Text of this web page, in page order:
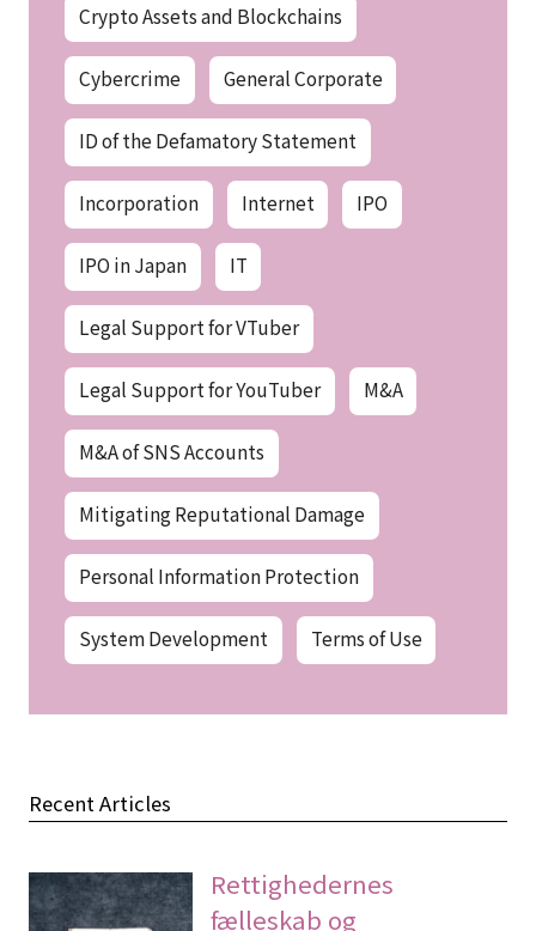
Crypto Assets and Blockchains
Cybercrime General Corporate
ID of the Defamatory Statement
Incorporation Internet IPO
IPO in Japan IT
Legal Support for VTuber
Legal Support for YouTuber M&A
M&A of SNS Accounts
Mitigating Reputational Damage
Personal Information Protection
System Development Terms of Use
Recent Articles
Rettighedernes
fælleskab og